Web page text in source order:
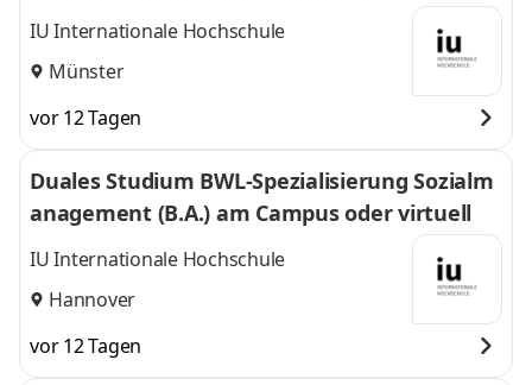
IU Internationale Hochschule
Münster
vor 12 Tagen
Duales Studium BWL-Spezialisierung Sozialm
anagement (B.A.) am Campus oder virtuell
IU Internationale Hochschule
Hannover
vor 12 Tagen